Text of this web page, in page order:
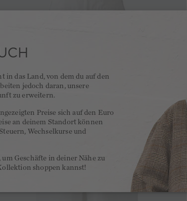
das Land, von dem du auf den
jedoch daran, unsere
zu erweitern.
Preise sich auf den Euro
an deinem Standort können
Wechselkurse und
um Geschäfte in deiner Nähe zu
shoppen kannst!